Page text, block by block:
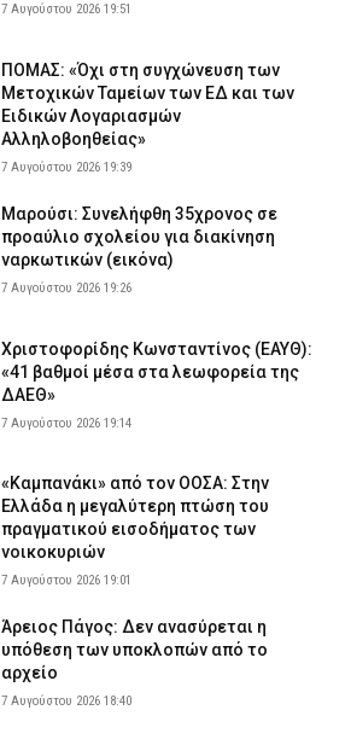
7 Αυγούστου 2026 19:51
ΠΟΜΑΣ: «Όχι στη συγχώνευση των
Μετοχικών Ταμείων των ΕΔ και των
Ειδικών Λογαριασμών
Αλληλοβοηθείας»
7 Αυγούστου 2026 19:39
Μαρούσι: Συνελήφθη 35χρονος σε
προαύλιο σχολείου για διακίνηση
ναρκωτικών (εικόνα)
7 Αυγούστου 2026 19:26
Χριστοφορίδης Κωνσταντίνος (ΕΑΥΘ):
«41 βαθμοί μέσα στα λεωφορεία της
ΔΑΕΘ»
7 Αυγούστου 2026 19:14
«Καμπανάκι» από τον ΟΟΣΑ: Στην
Ελλάδα η μεγαλύτερη πτώση του
πραγματικού εισοδήματος των
νοικοκυριών
7 Αυγούστου 2026 19:01
Άρειος Πάγος: Δεν ανασύρεται η
υπόθεση των υποκλοπών από το
αρχείο
7 Αυγούστου 2026 18:40